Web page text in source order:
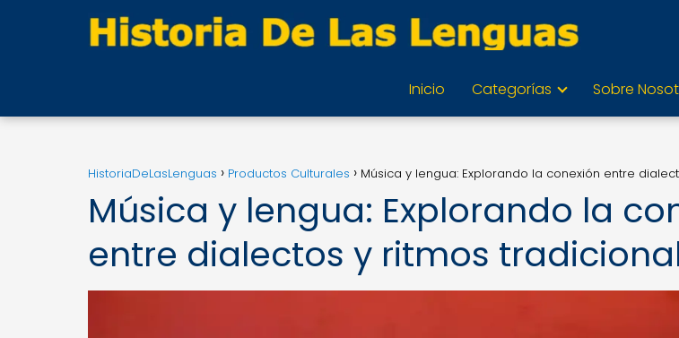
Inicio Categorías Sobre
HistoriaDeLasLenguas Productos Culturales Música y lengua: Explorando la conexión entre
Música y lengua: Explorando la
entre dialectos y ritmos